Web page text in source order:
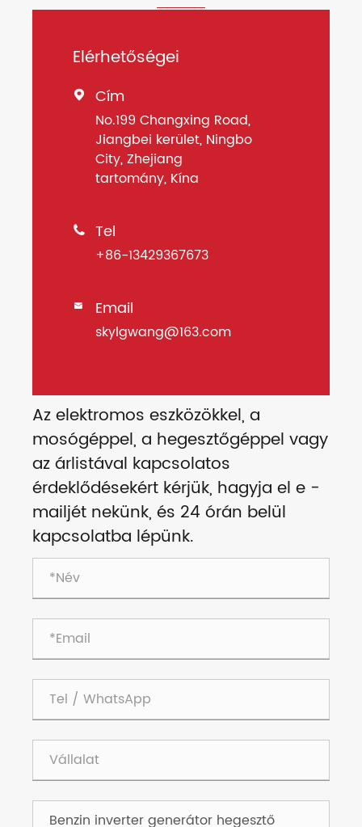
Elérhetőségei
 Cím
No.199 Changxing Road,
Jiangbei kerület, Ningbo
City, Zhejiang
tartomány, Kína
 Tel
+86-13429367673
 Email
skylgwang@163.com
Az elektromos eszközökkel, a
mosógéppel, a hegesztőgéppel vagy
az árlistával kapcsolatos
érdeklődésekért kérjük, hagyja el e -
mailjét nekünk, és 24 órán belül
kapcsolatba lépünk.